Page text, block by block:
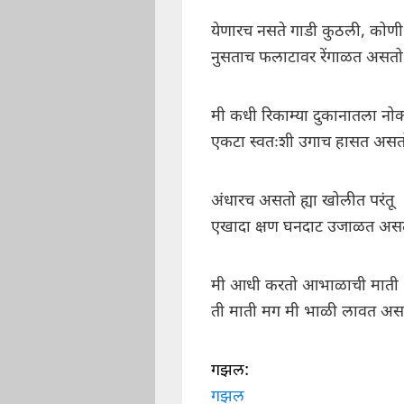
येणारच नसते गाडी कुठली, कोणी
नुसताच फलाटावर रेंगाळत असतो
मी कधी रिकाम्या दुकानातला
एकटा स्वतःशी उगाच हासत
अंधारच असतो ह्या खोलीत परंतू
एखादा क्षण घनदाट उजाळत
मी आधी करतो आभाळाची माती
ती माती मग मी भाळी लावत
गझल:
गझल